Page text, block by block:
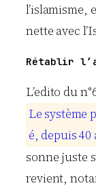
l’islamisme,
nette avec
Rétablir
L’edito du
Le système p
é, depuis40
sonne juste
revient,